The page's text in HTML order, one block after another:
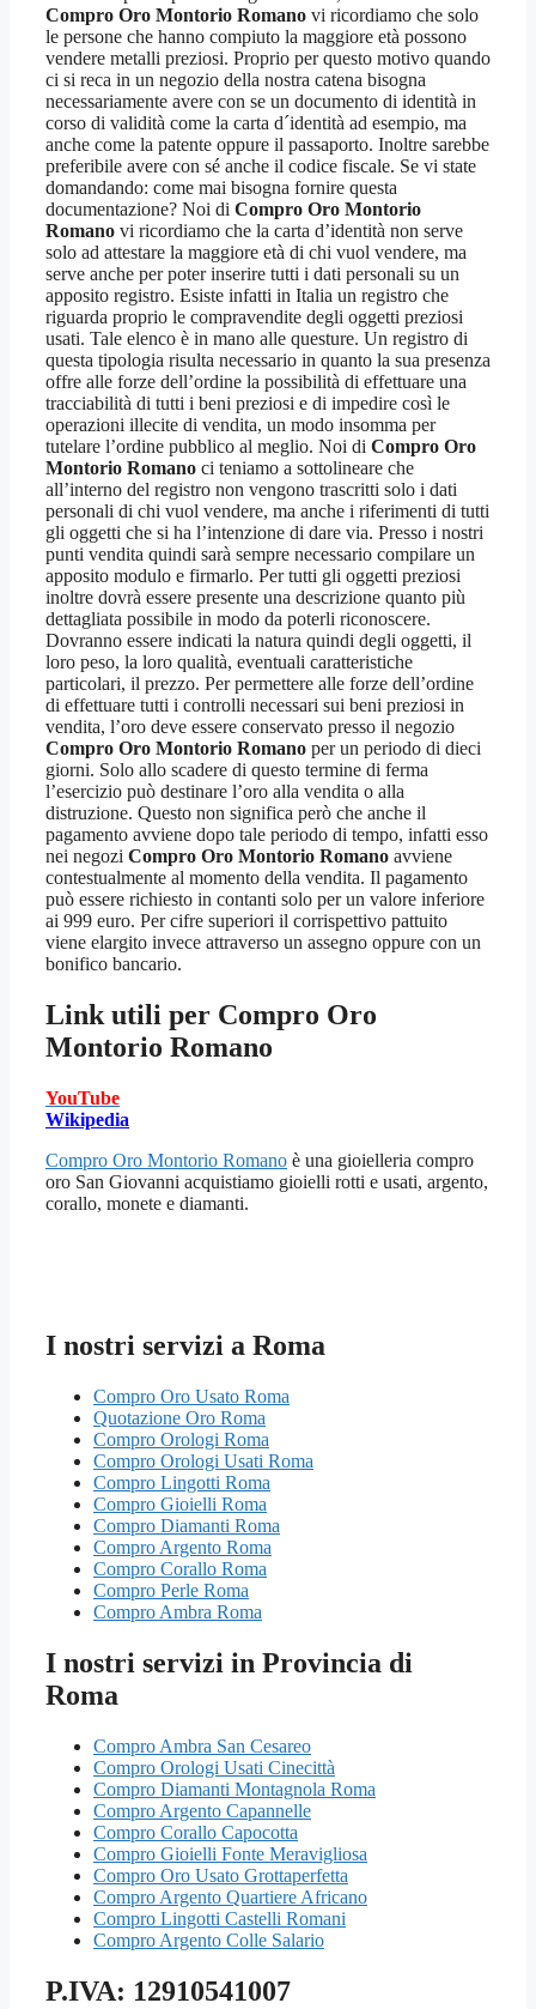
Compro Oro Montorio Romano vi ricordiamo che solo
le persone che hanno compiuto la maggiore età possono
vendere metalli preziosi. Proprio per questo motivo quando
ci si reca in un negozio della nostra catena bisogna
necessariamente avere con se un documento di identità in
corso di validità come la carta d´identità ad esempio, ma
anche come la patente oppure il passaporto. Inoltre sarebbe
preferibile avere con sé anche il codice fiscale. Se vi state
domandando: come mai bisogna fornire questa
documentazione? Noi di Compro Oro Montorio
Romano vi ricordiamo che la carta d’identità non serve
solo ad attestare la maggiore età di chi vuol vendere, ma
serve anche per poter inserire tutti i dati personali su un
apposito registro. Esiste infatti in Italia un registro che
riguarda proprio le compravendite degli oggetti preziosi
usati. Tale elenco è in mano alle questure. Un registro di
questa tipologia risulta necessario in quanto la sua presenza
offre alle forze dell’ordine la possibilità di effettuare una
tracciabilità di tutti i beni preziosi e di impedire così le
operazioni illecite di vendita, un modo insomma per
tutelare l’ordine pubblico al meglio. Noi di Compro Oro
Montorio Romano ci teniamo a sottolineare che
all’interno del registro non vengono trascritti solo i dati
personali di chi vuol vendere, ma anche i riferimenti di tutti
gli oggetti che si ha l’intenzione di dare via. Presso i nostri
punti vendita quindi sarà sempre necessario compilare un
apposito modulo e firmarlo. Per tutti gli oggetti preziosi
inoltre dovrà essere presente una descrizione quanto più
dettagliata possibile in modo da poterli riconoscere.
Dovranno essere indicati la natura quindi degli oggetti, il
loro peso, la loro qualità, eventuali caratteristiche
particolari, il prezzo. Per permettere alle forze dell’ordine
di effettuare tutti i controlli necessari sui beni preziosi in
vendita, l’oro deve essere conservato presso il negozio
Compro Oro Montorio Romano per un periodo di dieci
giorni. Solo allo scadere di questo termine di ferma
l’esercizio può destinare l’oro alla vendita o alla
distruzione. Questo non significa però che anche il
pagamento avviene dopo tale periodo di tempo, infatti esso
nei negozi Compro Oro Montorio Romano avviene
contestualmente al momento della vendita. Il pagamento
può essere richiesto in contanti solo per un valore inferiore
ai 999 euro. Per cifre superiori il corrispettivo pattuito
viene elargito invece attraverso un assegno oppure con un
bonifico bancario.
Link utili per Compro Oro
Montorio Romano
YouTube
Wikipedia
Compro Oro Montorio Romano è una gioielleria compro
oro San Giovanni acquistiamo gioielli rotti e usati, argento,
corallo, monete e diamanti.
I nostri servizi a Roma
Compro Oro Usato Roma
Quotazione Oro Roma
Compro Orologi Roma
Compro Orologi Usati Roma
Compro Lingotti Roma
Compro Gioielli Roma
Compro Diamanti Roma
Compro Argento Roma
Compro Corallo Roma
Compro Perle Roma
Compro Ambra Roma
I nostri servizi in Provincia di
Roma
Compro Ambra San Cesareo
Compro Orologi Usati Cinecittà
Compro Diamanti Montagnola Roma
Compro Argento Capannelle
Compro Corallo Capocotta
Compro Gioielli Fonte Meravigliosa
Compro Oro Usato Grottaperfetta
Compro Argento Quartiere Africano
Compro Lingotti Castelli Romani
Compro Argento Colle Salario
P.IVA: 12910541007